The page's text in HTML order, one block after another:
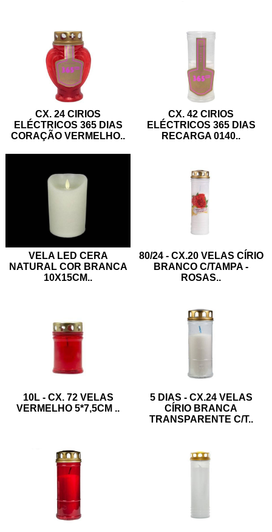
CX. 24 CIRIOS
ELÉCTRICOS 365 DIAS
CORAÇÃO VERMELHO..
CX. 42 CIRIOS
ELÉCTRICOS 365 DIAS
RECARGA 0140..
VELA LED CERA
NATURAL COR BRANCA
10X15CM..
80/24 - CX.20 VELAS CÍRIO
BRANCO C/TAMPA -
ROSAS..
10L - CX. 72 VELAS
VERMELHO 5*7,5CM ..
5 DIAS - CX.24 VELAS
CÍRIO BRANCA
TRANSPARENTE C/T..